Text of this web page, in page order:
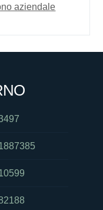
aziendale